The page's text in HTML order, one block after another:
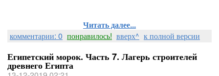
Читать далее...
комментарии: 0 понравилось! вверх^ к полной версии
Египетский морок. Часть 7. Лагерь строителей
древнего Египта